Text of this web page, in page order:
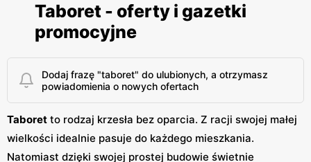
Taboret - oferty i gazetki
promocyjne
Dodaj frazę "taboret" do ulubionych, a otrzymasz
powiadomienia o nowych ofertach
Taboret to rodzaj krzesła bez oparcia. Z racji swojej małej
wielkości idealnie pasuje do każdego mieszkania.
Natomiast dzięki swojej prostej budowie świetnie